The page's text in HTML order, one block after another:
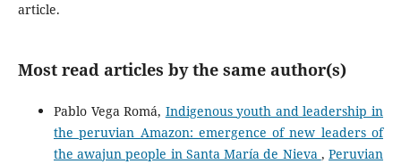
article.
Most read articles by the same author(s)
Pablo Vega Romá, Indigenous youth and leadership in
the peruvian Amazon: emergence of new leaders of
the awajun people in Santa María de Nieva ,Peruvian